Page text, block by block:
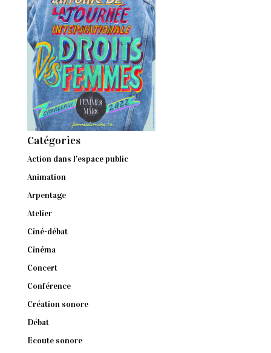
Catégories
Action dans l'espace public
Animation
Arpentage
Atelier
Ciné-débat
Cinéma
Concert
Conférence
Création sonore
Débat
Ecoute sonore